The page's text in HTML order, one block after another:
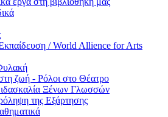
/ World Allience for Arts
ζωή - Ρόλοι στο Θέατρο
Ξένων Γλωσσών
της Εξάρτησης